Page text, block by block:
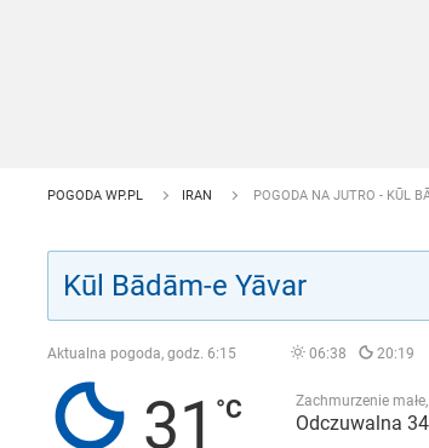
POGODA WP.PL IRAN POGODA NA JUTRO - KŪL
Aktualna pogoda, godz. 6:15 06:38 20:19
31 Zachmurzenie
Odczuwalna